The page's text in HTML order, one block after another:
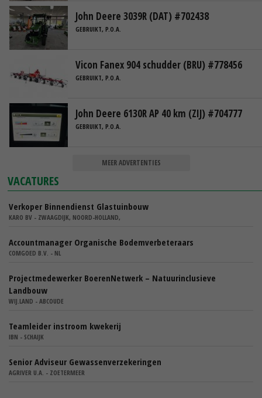
John Deere 3039R (DAT) #702438
GEBRUIKT, P.O.A.
Vicon Fanex 904 schudder (BRU) #778456
GEBRUIKT, P.O.A.
John Deere 6130R AP 40 km (ZIJ) #704777
GEBRUIKT, P.O.A.
MEER ADVERTENTIES
VACATURES
Verkoper Binnendienst Glastuinbouw
KARO BV - ZWAAGDIJK, NOORD-HOLLAND,
Accountmanager Organische Bodemverbeteraars
COMGOED B.V. - NL
Projectmedewerker BoerenNetwerk – Natuurinclusieve
Landbouw
WIJ.LAND - ABCOUDE
Teamleider instroom kwekerij
IBN - SCHAIJK
Senior Adviseur Gewassenverzekeringen
AGRIVER U.A. - ZOETERMEER